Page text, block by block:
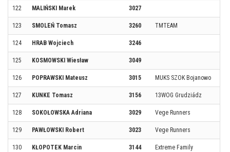
122 MALIŃSKI Marek 3027
123 SMOLEŃ Tomasz 3260 TMTEAM
124 HRAB Wojciech 3246
125 KOSMOWSKI Wiesław 3049
126 POPRAWSKI Mateusz 3015 MUKS SZOK Bojanowo
127 KUNKE Tomasz 3156 13WOG Grudziádz
128 SOKOŁOWSKA Adriana 3029 Vege Runners
129 PAWŁOWSKI Robert 3023 Vege Runners
130 KŁOPOTEK Marcin 3144 Extreme Family